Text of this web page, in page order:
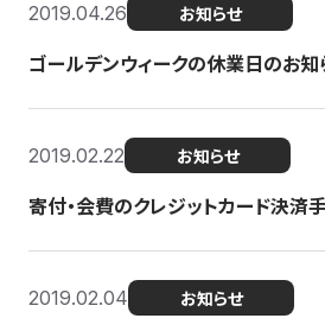
2019.04.26 お知らせ
ゴールデンウィークの休業日のお知
2019.02.22 お知らせ
寄付・会費のクレジットカード決済
2019.02.04 お知らせ